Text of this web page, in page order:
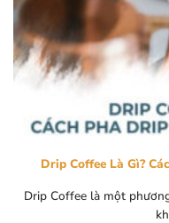
Drip Coffee Là Gì?
Drip Coffee là một